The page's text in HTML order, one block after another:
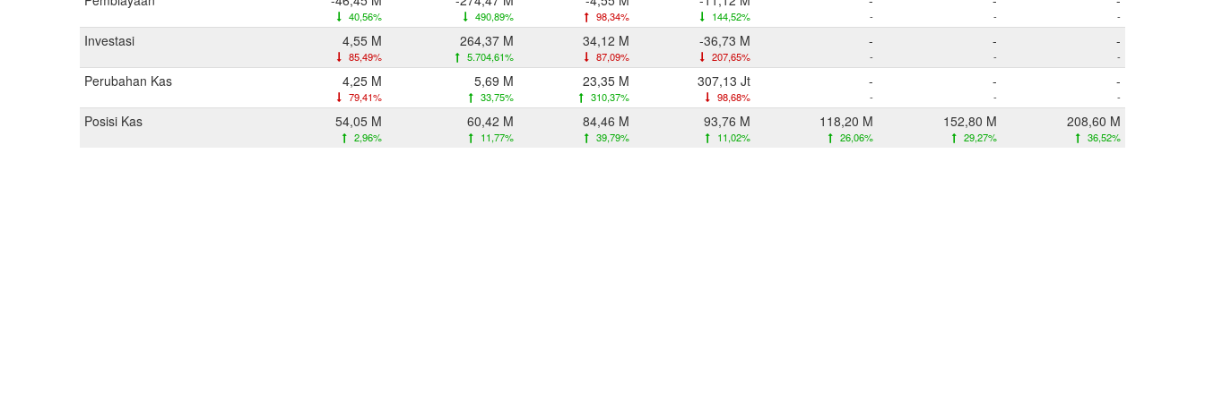
40,56% 490,89% 98,34% 144,52% - - -
Investasi 4,55 M
85,49%
264,37 M
5.704,61%
34,12 M
87,09%
-36,73 M
207,65%
-
-
-
-
-
-
Perubahan Kas 4,25 M
79,41%
5,69 M
33,75%
23,35 M
310,37%
307,13 Jt
98,68%
-
-
-
-
-
-
Posisi Kas 54,05 M
2,96%
60,42 M
11,77%
84,46 M
39,79%
93,76 M
11,02%
118,20 M
26,06%
152,80 M
29,27%
208,60 M
36,52%